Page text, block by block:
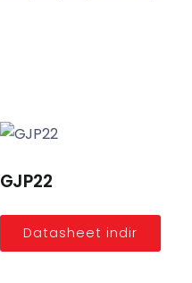
GJP22
Datasheet indir